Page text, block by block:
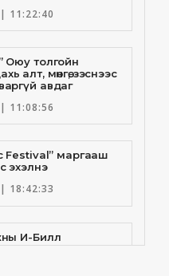
11:22:40
Оюу толгойн
алт, мөнгө, зэснээс
авдаг
11:08:56
Festival” маргааш
эхэлнэ
18:42:33
И-Билл
Голомт банк